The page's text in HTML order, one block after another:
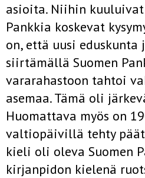
asioita. Niihin kuuluivat
Pankkia koskevat
on, että uusi eduskunta
siirtämällä Suomen
vararahastoon tahtoi
asemaa. Tämä oli
Huomattava myös on
valtiopäivillä tehty
kieli oli oleva Suomen
kirjanpidon kielenä